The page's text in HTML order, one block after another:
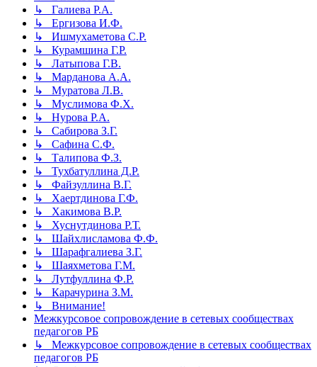
↳ Галиева Р.А.
↳ Ергизова И.Ф.
↳ Ишмухаметова С.Р.
↳ Курамшина Г.Р.
↳ Латыпова Г.В.
↳ Марданова А.А.
↳ Муратова Л.В.
↳ Муслимова Ф.Х.
↳ Нурова Р.А.
↳ Сабирова З.Г.
↳ Сафина С.Ф.
↳ Талипова Ф.З.
↳ Тухбатуллина Д.Р.
↳ Файзуллина В.Г.
↳ Хаертдинова Г.Ф.
↳ Хакимова В.Р.
↳ Хуснутдинова Р.Т.
↳ Шайхлисламова Ф.Ф.
↳ Шарафгалиева З.Г.
↳ Шаяхметова Г.М.
↳ Лутфуллина Ф.Р.
↳ Карачурина З.М.
↳ Внимание!
Межкурсовое сопровождение в сетевых сообществах
педагогов РБ
↳ Межкурсовое сопровождение в сетевых сообществах
педагогов РБ